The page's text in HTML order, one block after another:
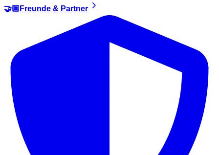
🤝🏼Freunde & Partner